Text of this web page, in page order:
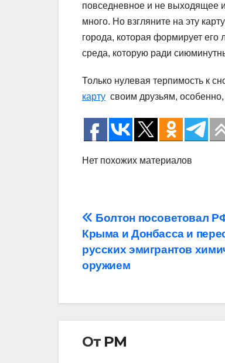
повседневное и не выходящее
много. Но взгляните на эту
города, которая формирует его
среда, которую ради
Только нулевая терпимость к
карту своим друзьям,
Нет похожих материалов
Навигация
по
записям
Болтон посоветовал
Крыма и Донбасса и
русских эмигрантов
оружием
От РМ